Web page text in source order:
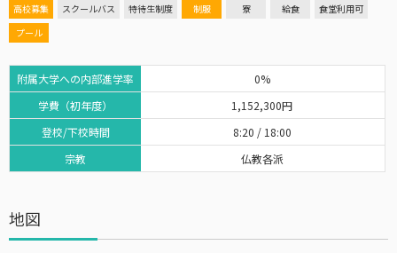
高校募集 スクールバス 特待生制度 制服 寮 給食
食堂利用可
プール
附属大学への内部進学率
学費（初年度）
登校/下校時間
宗教
0%
1,152,300円
8:20 / 18:00
仏教各派
地図